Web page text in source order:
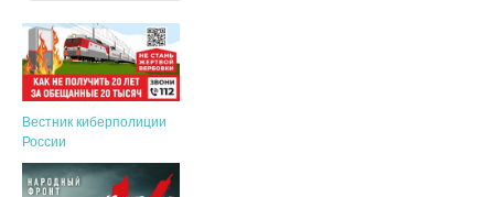
Вестник киберполиции
России